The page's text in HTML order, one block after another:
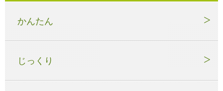
かんたん
じっくり